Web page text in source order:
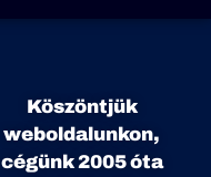
Köszöntjük
weboldalunkon,
cégünk 2005 óta